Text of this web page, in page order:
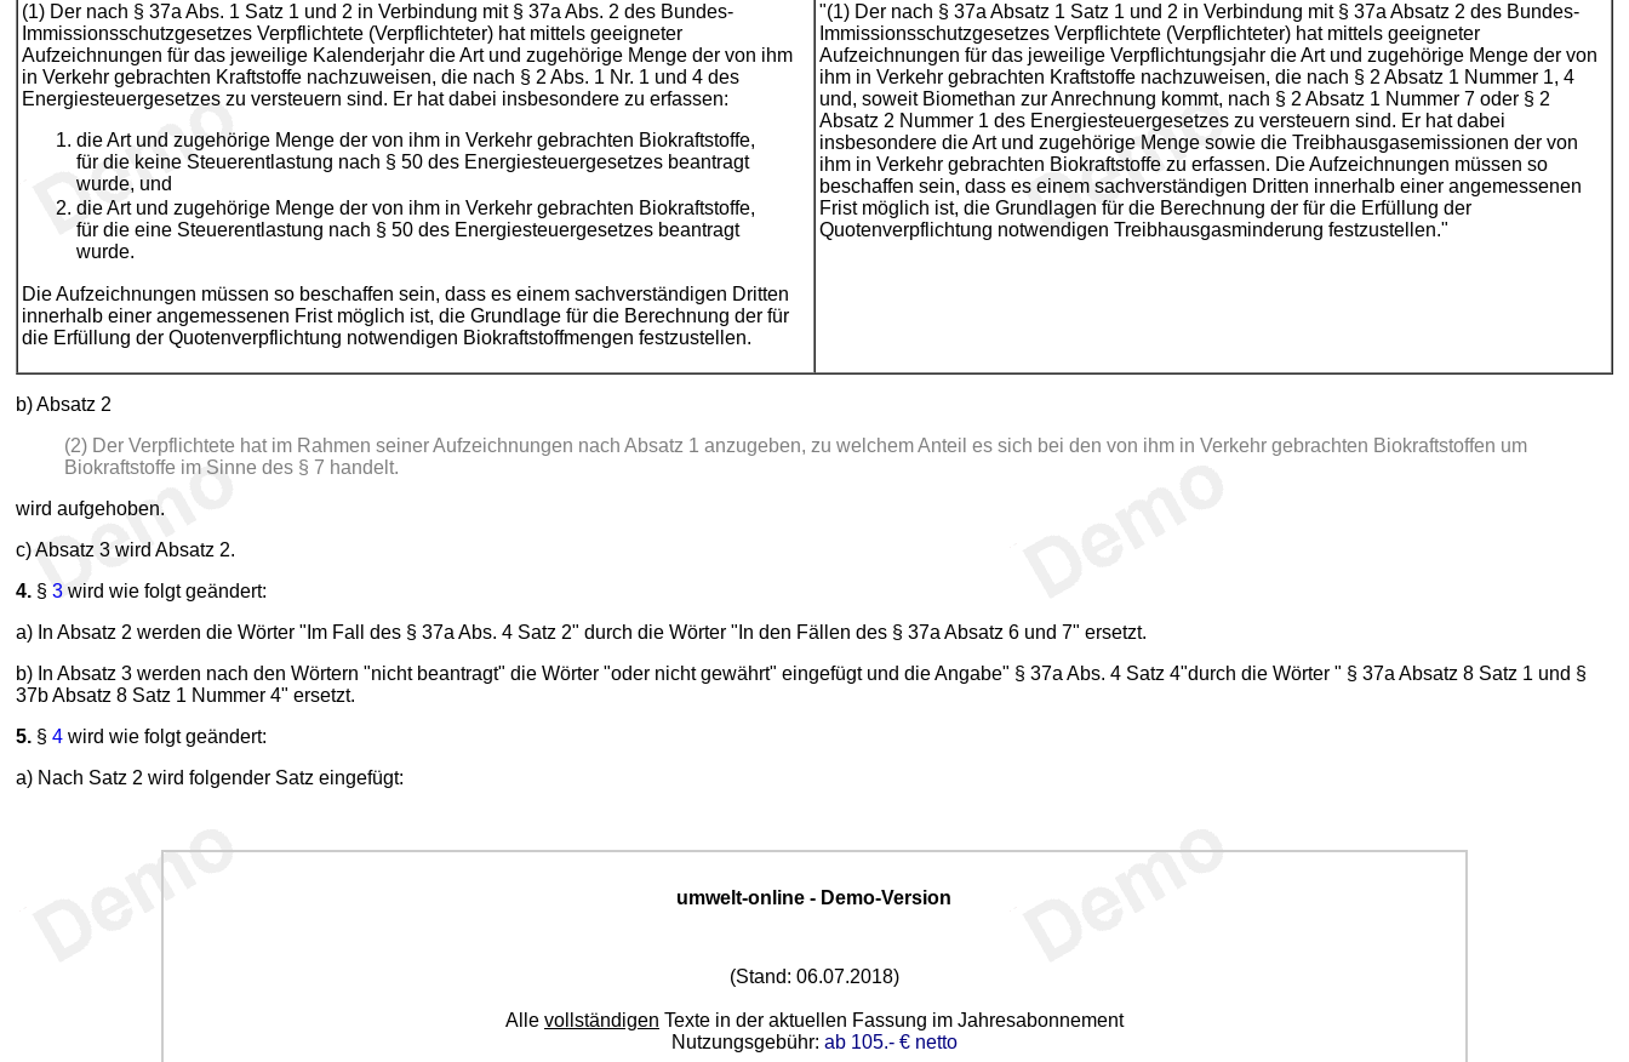
(1) Der nach § 37a Abs. 1 Satz 1 und 2 in Verbindung mit § 37a Abs. 2 des Bundes-
Immissionsschutzgesetzes Verpflichtete (Verpflichteter) hat mittels geeigneter
Aufzeichnungen für das jeweilige Kalenderjahr die Art und zugehörige Menge der von ihm
in Verkehr gebrachten Kraftstoffe nachzuweisen, die nach § 2 Abs. 1 Nr. 1 und 4 des
Energiesteuergesetzes zu versteuern sind. Er hat dabei insbesondere zu erfassen:
die Art und zugehörige Menge der von ihm in Verkehr gebrachten Biokraftstoffe,
für die keine Steuerentlastung nach § 50 des Energiesteuergesetzes beantragt
wurde, und
die Art und zugehörige Menge der von ihm in Verkehr gebrachten Biokraftstoffe,
für die eine Steuerentlastung nach § 50 des Energiesteuergesetzes beantragt
wurde.
Die Aufzeichnungen müssen so beschaffen sein, dass es einem sachverständigen Dritten
innerhalb einer angemessenen Frist möglich ist, die Grundlage für die Berechnung der für
die Erfüllung der Quotenverpflichtung notwendigen Biokraftstoffmengen festzustellen.
"(1) Der nach § 37a Absatz 1 Satz 1 und 2 in Verbindung mit § 37a Absatz 2 des Bundes-
Immissionsschutzgesetzes Verpflichtete (Verpflichteter) hat mittels geeigneter
Aufzeichnungen für das jeweilige Verpflichtungsjahr die Art und zugehörige Menge der von
ihm in Verkehr gebrachten Kraftstoffe nachzuweisen, die nach § 2 Absatz 1 Nummer 1, 4
und, soweit Biomethan zur Anrechnung kommt, nach § 2 Absatz 1 Nummer 7 oder § 2
Absatz 2 Nummer 1 des Energiesteuergesetzes zu versteuern sind. Er hat dabei
insbesondere die Art und zugehörige Menge sowie die Treibhausgasemissionen der von
ihm in Verkehr gebrachten Biokraftstoffe zu erfassen. Die Aufzeichnungen müssen so
beschaffen sein, dass es einem sachverständigen Dritten innerhalb einer angemessenen
Frist möglich ist, die Grundlagen für die Berechnung der für die Erfüllung der
Quotenverpflichtung notwendigen Treibhausgasminderung festzustellen."
b) Absatz 2
(2) Der Verpflichtete hat im Rahmen seiner Aufzeichnungen nach Absatz 1 anzugeben, zu welchem Anteil es sich bei den von ihm in Verkehr gebrachten Biokraftstoffen um
Biokraftstoffe im Sinne des § 7 handelt.
wird aufgehoben.
c) Absatz 3 wird Absatz 2.
4. § 3 wird wie folgt geändert:
a) In Absatz 2 werden die Wörter "Im Fall des § 37a Abs. 4 Satz 2" durch die Wörter "In den Fällen des § 37a Absatz 6 und 7" ersetzt.
b) In Absatz 3 werden nach den Wörtern "nicht beantragt" die Wörter "oder nicht gewährt" eingefügt und die Angabe" § 37a Abs. 4 Satz 4"durch die Wörter " § 37a Absatz 8 Satz 1 und §
37b Absatz 8 Satz 1 Nummer 4" ersetzt.
5. § 4 wird wie folgt geändert:
a) Nach Satz 2 wird folgender Satz eingefügt:
umwelt-online - Demo-Version
(Stand: 06.07.2018)
Alle vollständigen Texte in der aktuellen Fassung im Jahresabonnement
Nutzungsgebühr: ab 105.- € netto